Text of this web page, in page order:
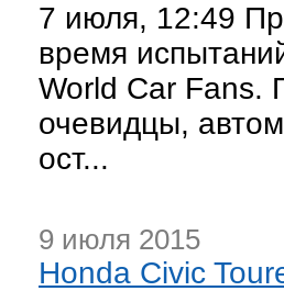
7 июля, 12:49
время
World Car Fans.
очевидцы,
ост...
9 июля 2015
Honda Civic